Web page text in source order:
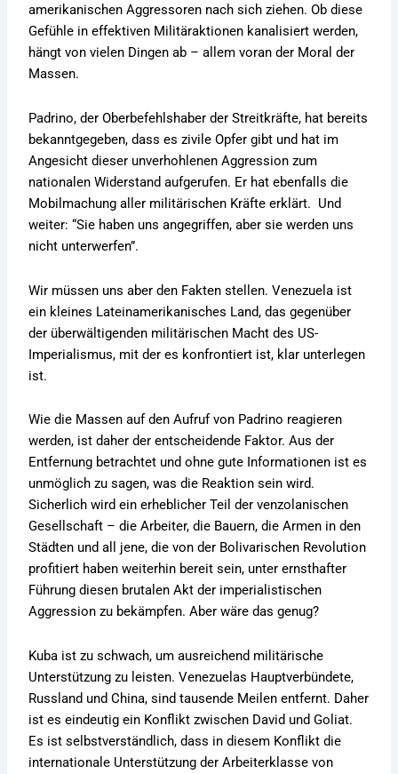
amerikanischen Aggressoren nach sich ziehen. Ob diese
Gefühle in effektiven Militäraktionen kanalisiert werden,
hängt von vielen Dingen ab – allem voran der Moral der
Massen.
Padrino, der Oberbefehlshaber der Streitkräfte, hat bereits
bekanntgegeben, dass es zivile Opfer gibt und hat im
Angesicht dieser unverhohlenen Aggression zum
nationalen Widerstand aufgerufen. Er hat ebenfalls die
Mobilmachung aller militärischen Kräfte erklärt. Und
weiter: “Sie haben uns angegriffen, aber sie werden uns
nicht unterwerfen”.
Wir müssen uns aber den Fakten stellen. Venezuela ist
ein kleines Lateinamerikanisches Land, das gegenüber
der überwältigenden militärischen Macht des US-
Imperialismus, mit der es konfrontiert ist, klar unterlegen
ist.
Wie die Massen auf den Aufruf von Padrino reagieren
werden, ist daher der entscheidende Faktor. Aus der
Entfernung betrachtet und ohne gute Informationen ist es
unmöglich zu sagen, was die Reaktion sein wird.
Sicherlich wird ein erheblicher Teil der venzolanischen
Gesellschaft – die Arbeiter, die Bauern, die Armen in den
Städten und all jene, die von der Bolivarischen Revolution
profitiert haben weiterhin bereit sein, unter ernsthafter
Führung diesen brutalen Akt der imperialistischen
Aggression zu bekämpfen. Aber wäre das genug?
Kuba ist zu schwach, um ausreichend militärische
Unterstützung zu leisten. Venezuelas Hauptverbündete,
Russland und China, sind tausende Meilen entfernt. Daher
ist es eindeutig ein Konflikt zwischen David und Goliat.
Es ist selbstverständlich, dass in diesem Konflikt die
internationale Unterstützung der Arbeiterklasse von